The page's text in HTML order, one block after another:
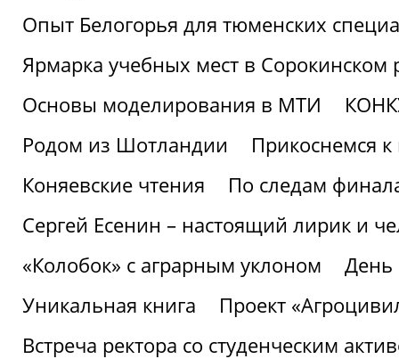
Опыт Белогорья для тюменских
Ярмарка учебных мест в Сорокинском
Основы моделирования в МТИ
Родом из Шотландии
Прикоснемся
Коняевские чтения
По следам
Сергей Есенин – настоящий лирик и
«Колобок» с аграрным уклоном
День
Уникальная книга
Проект
Встреча ректора со студенческим